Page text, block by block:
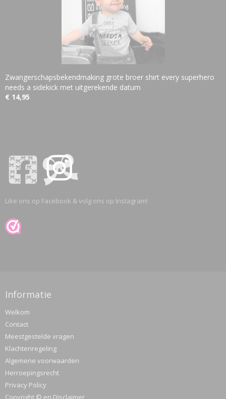
Zwangerschapsbekendmaking grote broer shirt every superhero
needs a sidekick met uitgerekende datum
€ 14,95
Like ons op Facebook & volg ons op Instagram!
Informatie
Welkom
Contact
Meestgestelde vragen
Klachtenregeling
Algemene voorwaarden
Herroepingsrecht
Privacy Policy
Copyright © en Disclaimer